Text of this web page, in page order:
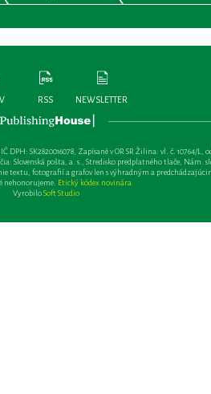
RSS NEWSLETTER
SK2820016078, Zapísané v OR SR Žilina: vl. č. 10764/L,
Slovenská pošta, a. s., Stredisko predplatného tlače, Nám.
textu, fotografií a grafov len s výhradným a
nehonorujeme. Etický kódex novinára
VyrobiloSoft Studio